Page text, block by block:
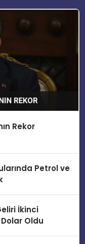
Rekor
Petrol ve
İkinci
Oldu